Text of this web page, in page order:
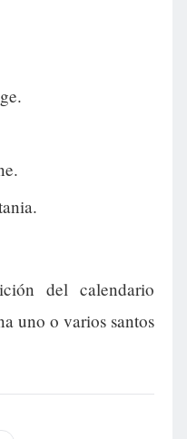
del calendario
uno o varios santos